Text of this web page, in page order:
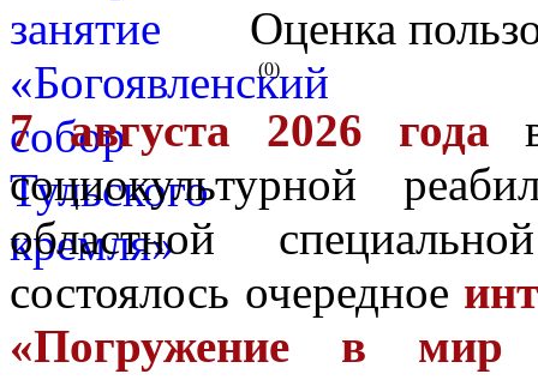
Оценка
(0)
7 августа 2026 года
социокультурной
областной
состоялось очередное
«Погружение в мир